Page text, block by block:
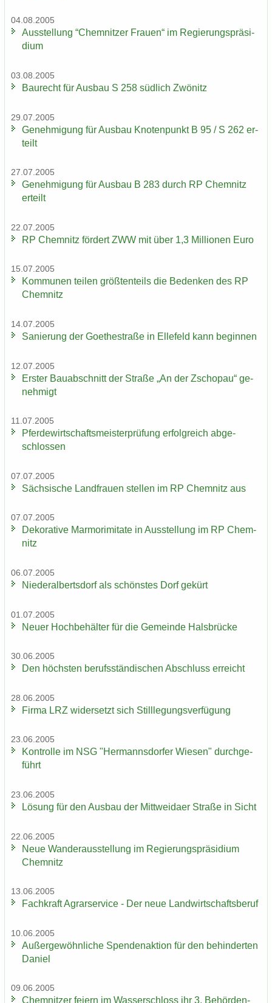
04.08.2005
Aus­stel­lung “Chem­nit­zer Frau­en“ im Re­gie­rungs­prä­si­
di­um
03.08.2005
Bau­recht für Aus­bau S 258 süd­lich Zwö­nitz
29.07.2005
Ge­neh­mi­gung für Aus­bau Kno­ten­punkt B 95 / S 262 er­
teilt
27.07.2005
Ge­neh­mi­gung für Aus­bau B 283 durch RP Chem­nitz
er­teilt
22.07.2005
RP Chem­nitz för­dert ZWW mit über 1,3 Mil­lio­nen Euro
15.07.2005
Kom­mu­nen tei­len größ­ten­teils die Be­den­ken des RP
Chem­nitz
14.07.2005
Sa­nie­rung der Goe­the­stra­ße in El­le­feld kann be­gin­nen
12.07.2005
Ers­ter Bau­ab­schnitt der Stra­ße „An der Zscho­pau“ ge­
neh­migt
11.07.2005
Pfer­de­wirt­schafts­meis­ter­prü­fung er­folg­reich ab­ge­
schlos­sen
07.07.2005
Säch­si­sche Land­frau­en stel­len im RP Chem­nitz aus
07.07.2005
De­ko­ra­ti­ve Mar­mo­r­imi­ta­te in Aus­stel­lung im RP Chem­
nitz
06.07.2005
Nie­der­al­berts­dorf als schöns­tes Dorf ge­kürt
01.07.2005
Neuer Hoch­be­häl­ter für die Ge­mein­de Hals­brü­cke
30.06.2005
Den höchs­ten be­rufs­stän­di­schen Ab­schluss er­reicht
28.06.2005
Firma LRZ wi­der­setzt sich Still­le­gungs­ver­fü­gung
23.06.2005
Kon­trol­le im NSG "Her­manns­dor­fer Wie­sen" durch­ge­
führt
23.06.2005
Lö­sung für den Aus­bau der Mitt­wei­da­er Stra­ße in Sicht
22.06.2005
Neue Wan­der­aus­stel­lung im Re­gie­rungs­prä­si­di­um
Chem­nitz
13.06.2005
Fach­kraft Agrar­ser­vice - Der neue Land­wirt­schafts­be­ruf
10.06.2005
Au­ßer­ge­wöhn­li­che Spen­den­ak­ti­on für den be­hin­der­ten
Da­ni­el
09.06.2005
Chem­nit­zer fei­ern im Was­ser­schloss ihr 3. Be­hör­den­